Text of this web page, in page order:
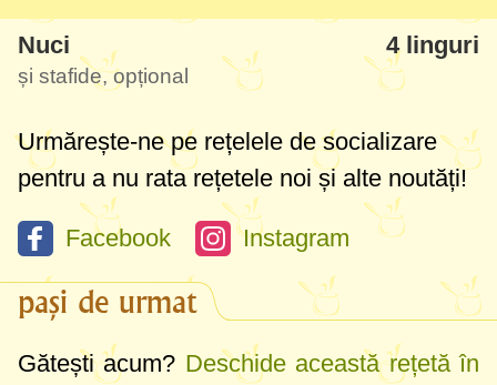
Nuci 4 linguri
și stafide, opțional
Urmărește-ne pe rețelele de socializare
pentru a nu rata rețetele noi și alte noutăți!
Facebook Instagram
pași de urmat
Gătești acum? Deschide această rețetă în